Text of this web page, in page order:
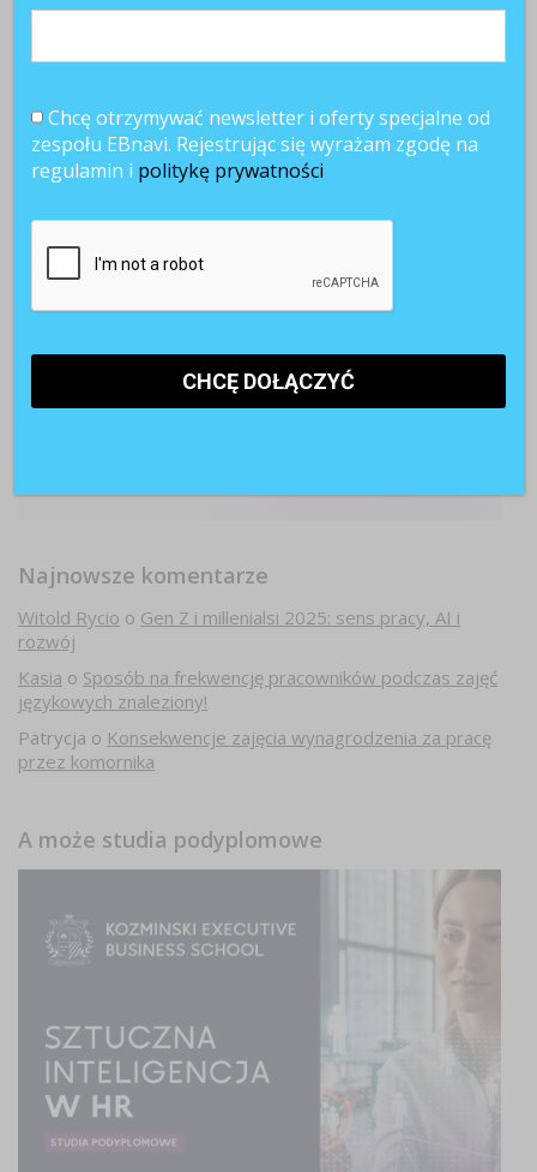
Najnowsze komentarze
Witold Rycio o Gen Z i millenialsi 2025: sens pracy, AI i
rozwój
Kasia o Sposób na frekwencję pracowników podczas zajęć
językowych znaleziony!
Patrycja o Konsekwencje zajęcia wynagrodzenia za pracę
przez komornika
A może studia podyplomowe
Chcę otrzymywać newsletter i oferty specjalne od
zespołu EBnavi. Rejestrując się wyrażam zgodę na
regulamin i politykę prywatności